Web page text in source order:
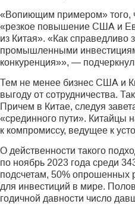
«Вопиющим примером» того,
«резкое повышение США и
из Китая». «Как
промышленными
конкуренция»», —
Тем не менее бизнес США и
выгоду от сотрудничества.
Причем в Китае, следуя
«срединного пути». Китайцы
к компромиссу, ведущее к
О действенности такого
по ноябрь 2023 года среди
подсчетам, 50% опрошенных
для инвестиций в мире.
годичной давности число